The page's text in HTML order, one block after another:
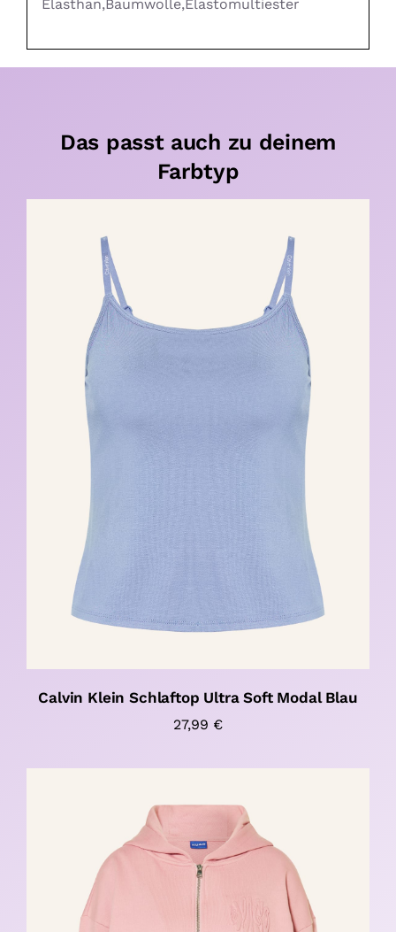
Elasthan,Baumwolle,Elastomultiester
Das passt auch zu deinem
Farbtyp
Calvin Klein Schlaftop Ultra Soft Modal Blau
27,99 €